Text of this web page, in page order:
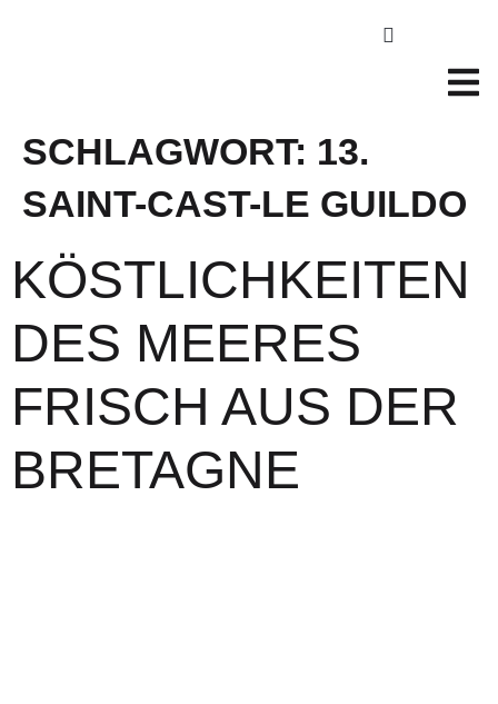
SCHLAGWORT: 13.
SAINT-CAST-LE GUILDO
KÖSTLICHKEITEN
DES MEERES
FRISCH AUS DER
BRETAGNE